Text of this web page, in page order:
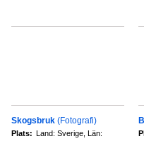
Skogsbruk (Fotografi)
Plats: Land: Sverige, Län: